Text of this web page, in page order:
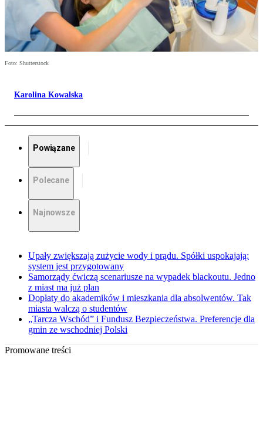
Foto: Shutterstock
Karolina Kowalska
Powiązane
Polecane
Najnowsze
Upały zwiększają zużycie wody i prądu. Spółki uspokajają:
system jest przygotowany
Samorządy ćwiczą scenariusze na wypadek blackoutu. Jedno
z miast ma już plan
Dopłaty do akademików i mieszkania dla absolwentów. Tak
miasta walczą o studentów
„Tarcza Wschód” i Fundusz Bezpieczeństwa. Preferencje dla
gmin ze wschodniej Polski
Promowane treści